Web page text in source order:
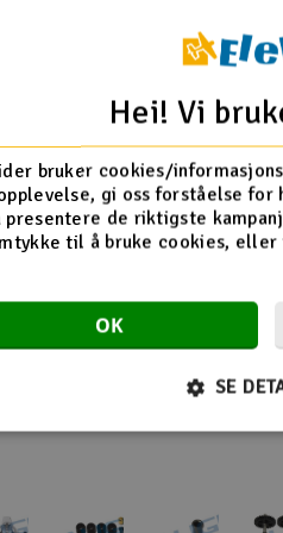
T-Rex 450 Sport
:: Komplett
Flere så
Hei! Vi
bruker cookies/
gi oss forståelse
presentere de riktigste
til å bruke cookies,
OK
SE